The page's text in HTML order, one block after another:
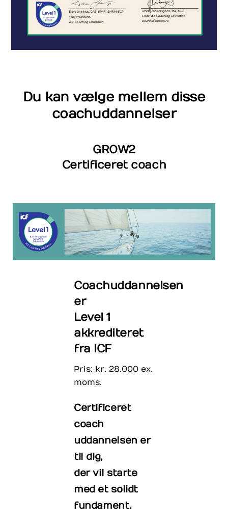
Du kan vælge mellem disse
coachuddannelser
GROW2
Certificeret coach
Coachuddannelsen
er
Level 1
akkrediteret
fra ICF
Pris: kr. 28.000 ex.
moms.
Certificeret
coach
uddannelsen er
til dig,
der vil starte
med et solidt
fundament.